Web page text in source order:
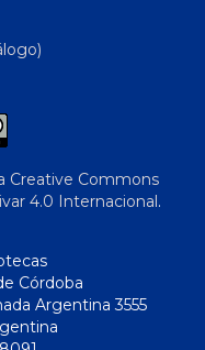
Creative Commons
4.0 Internacional.
Córdoba
Argentina 3555